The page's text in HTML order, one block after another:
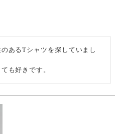
あるTシャツを探していまし
も好きです。